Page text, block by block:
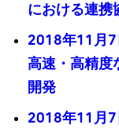
における連携
2018年11月7
高速・高精度
開発
2018年11月7